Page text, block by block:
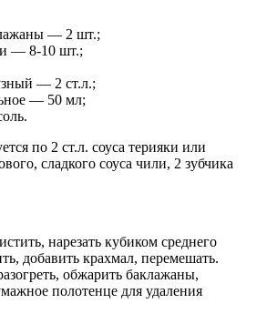
— 2 шт.;
— 8-10 шт.;
— 2 ст.л.;
— 50 мл;
по 2 ст.л. соуса терияки или
сладкого соуса чили, 2 зубчика
нарезать кубиком среднего
добавить крахмал, перемешать.
обжарить баклажаны,
полотенце для удаления